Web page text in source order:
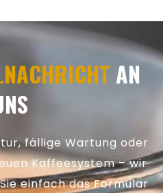
AN
fällige Wartung oder
Kaffeesystem – wir
einfach das Formular